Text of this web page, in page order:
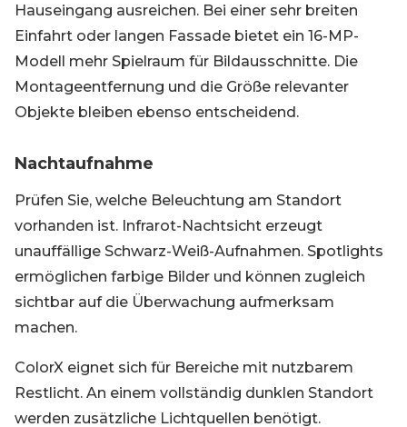
Hauseingang ausreichen. Bei einer sehr breiten
Einfahrt oder langen Fassade bietet ein 16-MP-
Modell mehr Spielraum für Bildausschnitte. Die
Montageentfernung und die Größe relevanter
Objekte bleiben ebenso entscheidend.
Nachtaufnahme
Prüfen Sie, welche Beleuchtung am Standort
vorhanden ist. Infrarot-Nachtsicht erzeugt
unauffällige Schwarz-Weiß-Aufnahmen. Spotlights
ermöglichen farbige Bilder und können zugleich
sichtbar auf die Überwachung aufmerksam
machen.
ColorX eignet sich für Bereiche mit nutzbarem
Restlicht. An einem vollständig dunklen Standort
werden zusätzliche Lichtquellen benötigt.